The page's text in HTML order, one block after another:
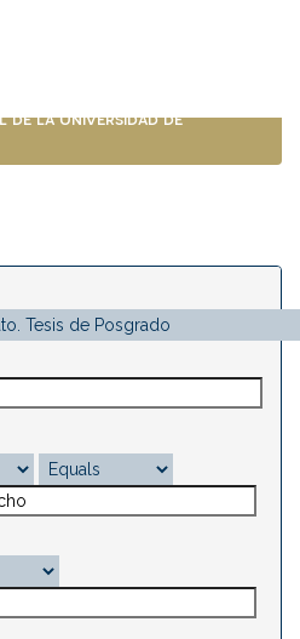
la Universidad de